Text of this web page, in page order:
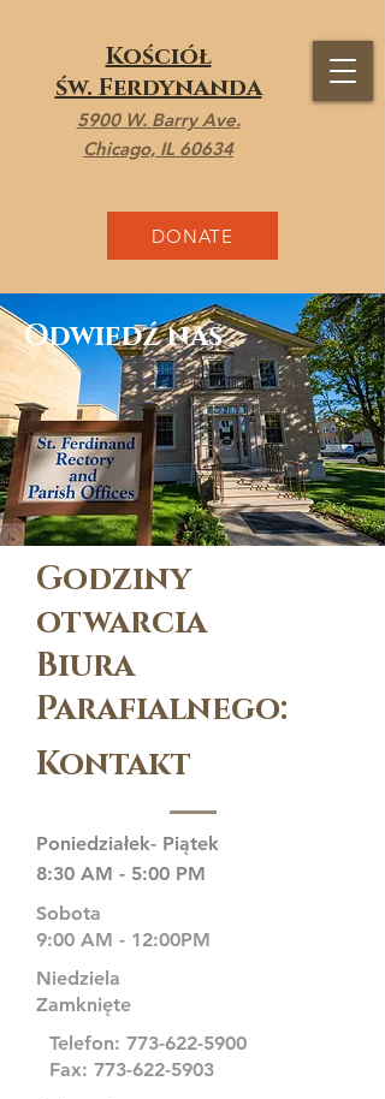
Kościół
św. Ferdynanda
5900 W. Barry Ave.
Chicago, IL 60634
DONATE
Odwiedź nas
Godziny
otwarcia
Biura
Parafialnego:
Kontakt
Poniedziałek- Piątek
8:30 AM - 5:00 PM
Sobota
9:00 AM - 12:00PM
Niedziela
Zamknięte
Telefon: 773-622-5900
Fax: 773-622-5903